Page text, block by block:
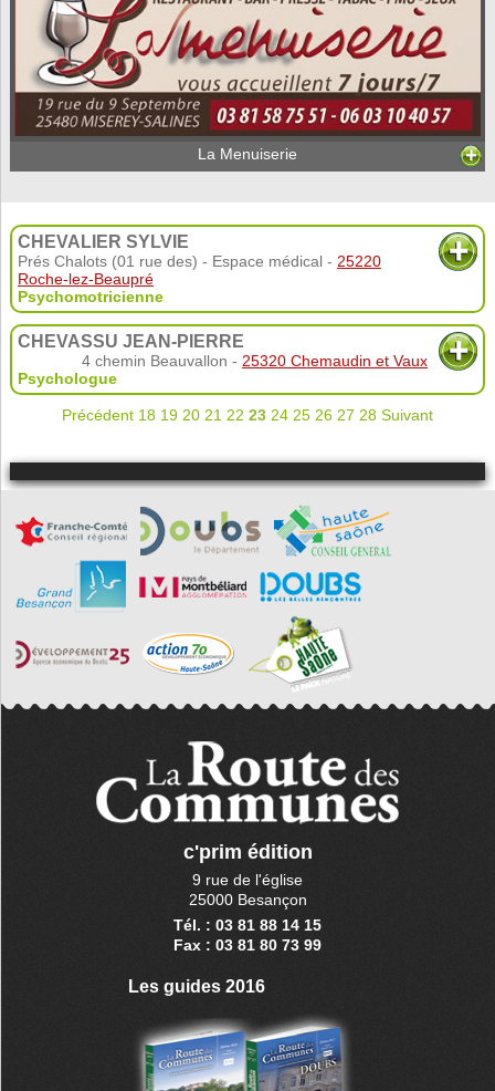
La Menuiserie
CHEVALIER SYLVIE
Prés Chalots (01 rue des) - Espace médical - 25220
Roche-lez-Beaupré
Psychomotricienne
CHEVASSU JEAN-PIERRE
4 chemin Beauvallon -25320 Chemaudin et Vaux
Psychologue
Précédent 18 19 20 21 22 23 24 25 26 27 28 Suivant
c'prim édition
9 rue de l'église
25000 Besançon
Tél. : 03 81 88 14 15
Fax : 03 81 80 73 99
Les guides 2016